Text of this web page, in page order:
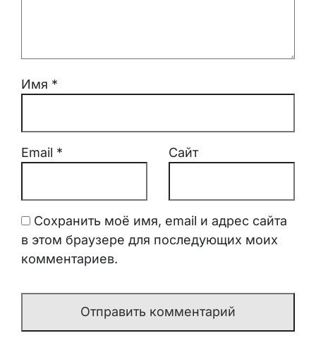
Имя *
Email * Сайт
Сохранить моё имя, email и адрес сайта
в этом браузере для последующих моих
комментариев.